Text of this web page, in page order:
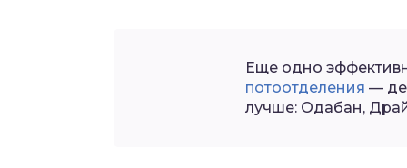
Еще одно
потоотделения —
лучше: Одабан,